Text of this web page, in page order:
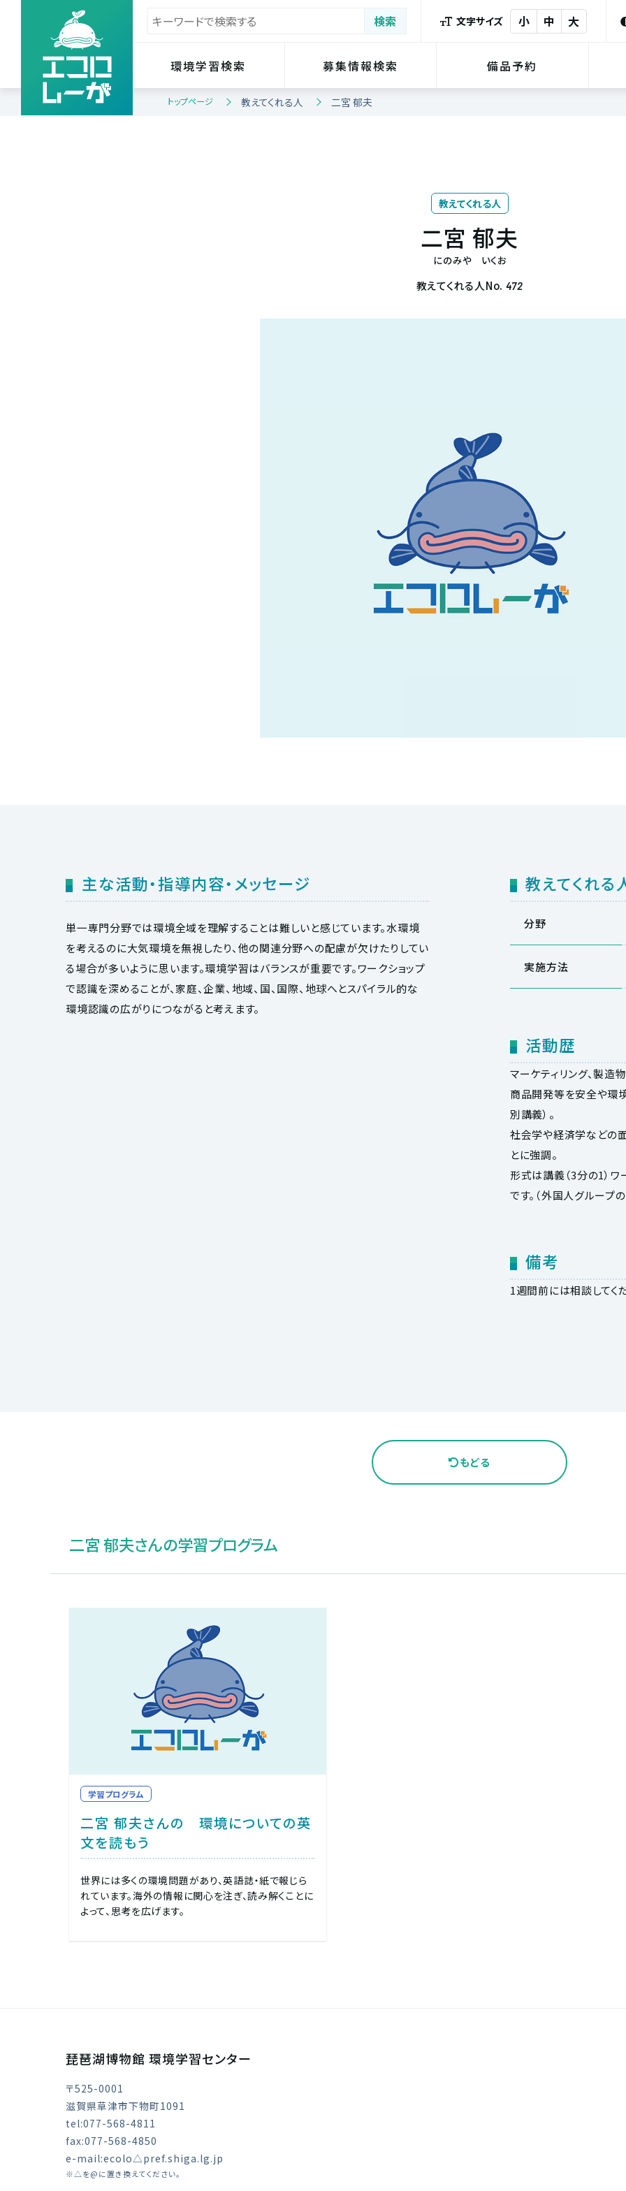
文字サイズ 小 中 大
環境学習検索 募集情報検索 備品予約
トップページ 教えてくれる人 二宮 郁夫
教えてくれる人
二宮 郁夫
にのみや いくお
教えてくれる人No. 472
主な活動・指導内容・メッセージ
単一専門分野では環境全域を理解することは難しいと感じています。水環境
を考えるのに大気環境を無視したり、他の関連分野への配慮が欠けたりしてい
る場合が多いように思います。環境学習はバランスが重要です。ワークショップ
で認識を深めることが、家庭、企業、地域、国、国際、地球へとスパイラル的な
環境認識の広がりにつながると考えます。
教えてくれる
分野
実施方法
活動歴
マーケティリング、製造物
商品開発等を安全や環
別講義）。
社会学や経済学などの
とに強調。
形式は講義（3分の1）ワ
です。（外国人グループ
備考
1週間前には相談してく
もどる
二宮 郁夫さんの学習プログラム
学習プログラム
二宮 郁夫さんの 環境についての英
文を読もう
世界には多くの環境問題があり、英語誌・紙で報じら
れています。海外の情報に関心を注ぎ、読み解くことに
よって、思考を広げます。
琵琶湖博物館 環境学習センター
〒525-0001
滋賀県草津市下物町1091
tel:077-568-4811
fax:077-568-4850
e-mail:ecolo△pref.shiga.lg.jp
※△を@に置き換えてください。